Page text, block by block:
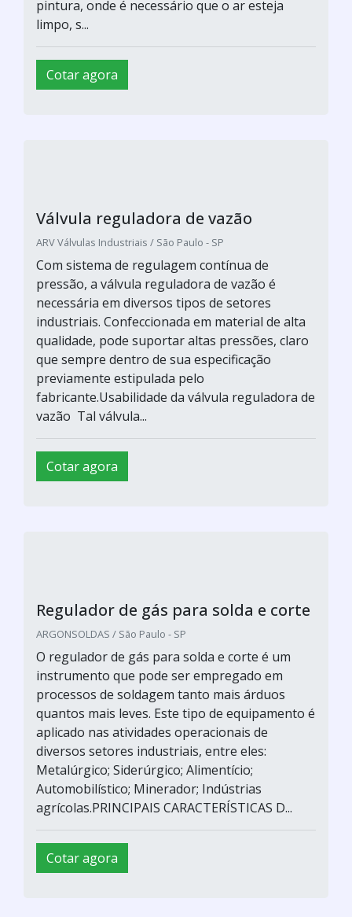
pintura, onde é necessário que o ar esteja
limpo, s...
Cotar agora
Válvula reguladora de vazão
ARV Válvulas Industriais / São Paulo - SP
Com sistema de regulagem contínua de
pressão, a válvula reguladora de vazão é
necessária em diversos tipos de setores
industriais. Confeccionada em material de alta
qualidade, pode suportar altas pressões, claro
que sempre dentro de sua especificação
previamente estipulada pelo
fabricante.Usabilidade da válvula reguladora de
vazão Tal válvula...
Cotar agora
Regulador de gás para solda e corte
ARGONSOLDAS / São Paulo - SP
O regulador de gás para solda e corte é um
instrumento que pode ser empregado em
processos de soldagem tanto mais árduos
quantos mais leves. Este tipo de equipamento é
aplicado nas atividades operacionais de
diversos setores industriais, entre eles:
Metalúrgico; Siderúrgico; Alimentício;
Automobilístico; Minerador; Indústrias
agrícolas.PRINCIPAIS CARACTERÍSTICAS D...
Cotar agora